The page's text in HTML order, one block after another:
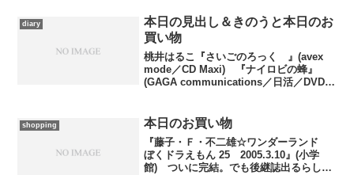
年、テレビ...
diary
本日の見出し＆きのうと本日のお
買い物
桃井はるこ『さいごのろっく 』(avex
mode／CD Maxi) 『ナイロビの蜂』
(GAGA communications／日活／DVD
チ・オペレーション...
shopping 本日のお買い物
『藤子・Ｆ・不二雄☆ワンダーランド
ぼくドラえもん 25 2005.3.10』(小学
館) ついに完結。でも後継誌出るらしい